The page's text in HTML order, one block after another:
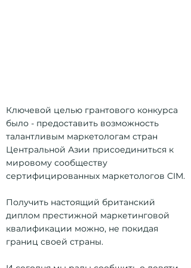
Ключевой целью грантового конкурса
было - предоставить возможность
талантливым маркетологам стран
Центральной Азии присоединиться к
мировому сообществу
сертифицированных маркетологов CIM.
Получить настоящий британский
диплом престижной маркетинговой
квалификации можно, не покидая
границ своей страны.